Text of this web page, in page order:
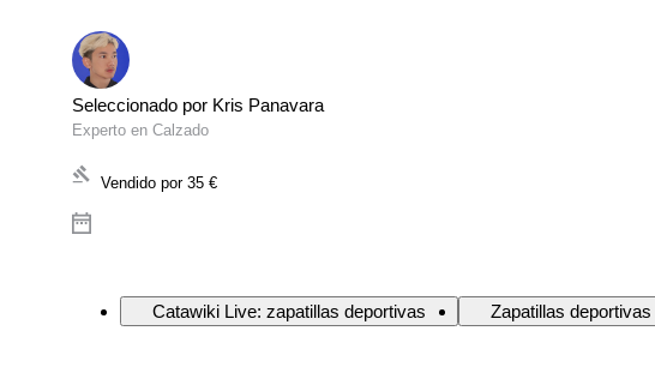
Seleccionado por Kris Panavara
Experto en Calzado
Vendido por 35 €
Catawiki Live: zapatillas deportivas Zapatillas deportivas